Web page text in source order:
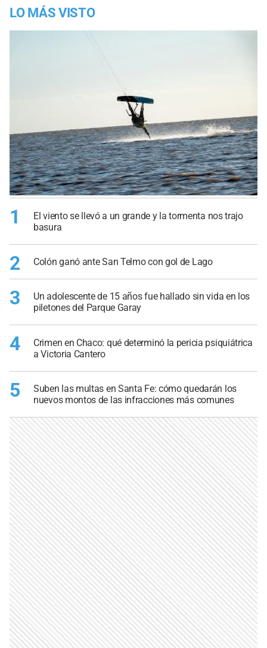
LO MÁS VISTO
1
El viento se llevó a un grande y la tormenta nos trajo
basura
2 Colón ganó ante San Telmo con gol de Lago
3
Un adolescente de 15 años fue hallado sin vida en los
piletones del Parque Garay
4
Crimen en Chaco: qué determinó la pericia psiquiátrica
a Victoria Cantero
5
Suben las multas en Santa Fe: cómo quedarán los
nuevos montos de las infracciones más comunes